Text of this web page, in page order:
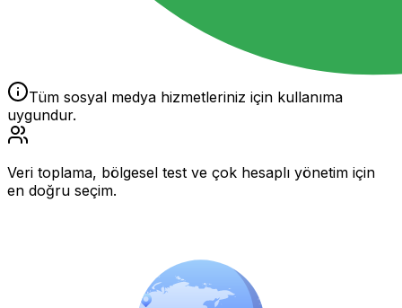
Tüm sosyal medya hizmetleriniz için kullanıma
uygundur.
Veri toplama, bölgesel test ve çok hesaplı yönetim için
en doğru seçim.